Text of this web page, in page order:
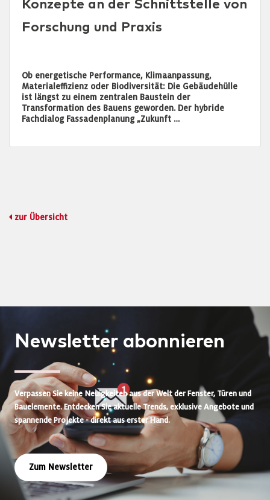
Konzepte an der Schnittstelle von
Forschung und Praxis
Ob energetische Performance, Klimaanpassung,
Materialeffizienz oder Biodiversität: Die Gebäudehülle
ist längst zu einem zentralen Baustein der
Transformation des Bauens geworden. Der hybride
Fachdialog Fassadenplanung „Zukunft …
zur Übersicht
Newsletter abonnieren
Verpassen Sie keine Neuigkeiten aus der Welt der Fenster, Türen und
Bauelemente. Entdecken Sie aktuelle Trends, exklusive Angebote und
spannende Projekte - direkt aus erster Hand.
Zum Newsletter